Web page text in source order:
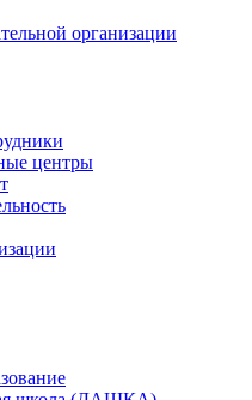
организации
центры